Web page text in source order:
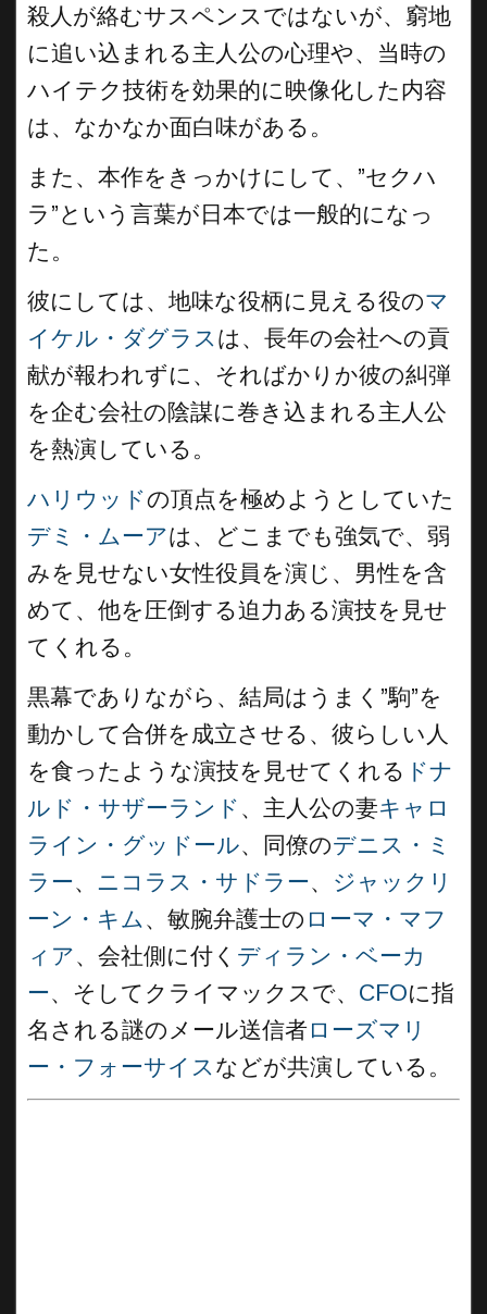
殺人が絡むサスペンスではないが、窮地
に追い込まれる主人公の心理や、当時の
ハイテク技術を効果的に映像化した内容
は、なかなか面白味がある。
また、本作をきっかけにして、”セクハ
ラ”という言葉が日本では一般的になっ
た。
彼にしては、地味な役柄に見える役のマ
イケル・ダグラスは、長年の会社への貢
献が報われずに、そればかりか彼の糾弾
を企む会社の陰謀に巻き込まれる主人公
を熱演している。
ハリウッドの頂点を極めようとしていた
デミ・ムーアは、どこまでも強気で、弱
みを見せない女性役員を演じ、男性を含
めて、他を圧倒する迫力ある演技を見せ
てくれる。
黒幕でありながら、結局はうまく”駒”を
動かして合併を成立させる、彼らしい人
を食ったような演技を見せてくれる ドナ
ルド・サザーランド 、主人公の妻キャロ
ライン・グッドール、同僚のデニス・ミ
ラー、 ニコラス・サドラー、 ジャックリ
ーン・キム、敏腕弁護士の ローマ・マフ
ィア、会社側に付く ディラン・ベーカ
ー、そしてクライマックスで、 CFOに指
名される謎のメール送信者ローズマリ
ー・フォーサイスなどが共演している。